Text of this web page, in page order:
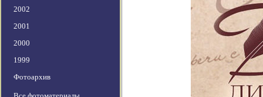
2002
2001
2000
1999
Фотоархив